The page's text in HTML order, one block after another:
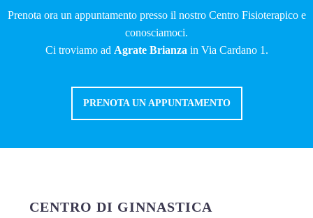
Prenota ora un appuntamento presso il nostro Centro Fisioterapico e
conosciamoci.
Ci troviamo ad Agrate Brianza in Via Cardano 1.
PRENOTA UN APPUNTAMENTO
CENTRO DI GINNASTICA